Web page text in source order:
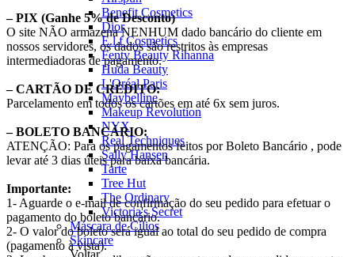
Benefit Cosmetics
Dior
E.l.f Cosmetics
Fenty Beauty Rihanna
Huda Beauty
L'Oréal Paris
Maybelline
Makeup Revolution
NYX
Real Techniques
Sally Hansen
Tarte
Tree Hut
The Ordinary
Victoria's Secret
Máscara de Cílios
Skincare
Voltar
– PIX (Ganhe 5% de Desconto)
O site NÃO armazena NENHUM dado bancário do cliente em
nossos servidores, os dados são restritos às empresas
intermediadoras de pagamento.
– CARTÃO DE CRÉDITO:
Parcelamento em todos os cartões em até 6x sem juros.
– BOLETO BANCÁRIO:
ATENÇÃO: Para os pagamentos feitos por Boleto Bancário , pode
levar até 3 dias úteis para baixa bancária.
Importante:
1- Aguarde o e-mail de confirmação do seu pedido para efetuar o
pagamento do boleto bancário.
2- O valor do boleto será igual ao total do seu pedido de compra
(pagamento à vista).